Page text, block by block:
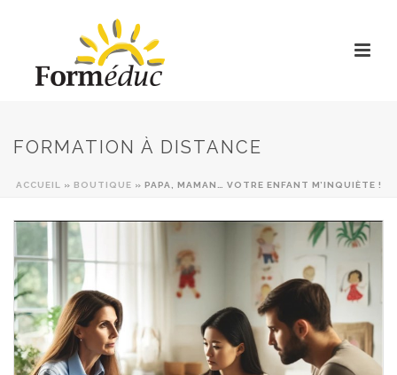
FORMATION À DISTANCE
ACCUEIL » BOUTIQUE » PAPA, MAMAN… VOTRE ENFANT M’INQUIÈTE !